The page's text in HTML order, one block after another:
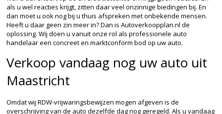
als u wel reacties krijgt, zitten daar veel onzinnige biedingen bij. En
dan moet u ook nog bij u thuis afspreken met onbekende mensen.
Heeft u daar geen zin meer in? Dan is Autoverkoopplan.nl de
oplossing. Wij doen u vanuit onze rol als professionele auto
handelaar een concreet en marktconform bod op uw auto.
Verkoop vandaag nog uw auto uit
Maastricht
Omdat wij RDW-vrijwaringsbewijzen mogen afgeven is de
overschrijving van de auto dezelfde dag nog geregeld. Als u vandaag